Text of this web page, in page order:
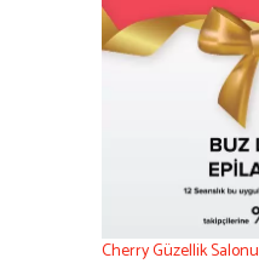
Cherry Güzellik Salonu